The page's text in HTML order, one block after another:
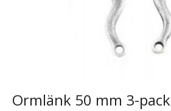
Ormlänk 50 mm 3-pack